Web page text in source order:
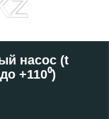
насос (t
+110⁰)